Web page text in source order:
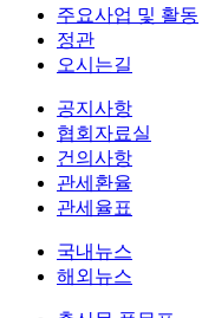
주요사업 및 활동
정관
오시는길
공지사항
협회자료실
건의사항
관세환율
관세율표
국내뉴스
해외뉴스